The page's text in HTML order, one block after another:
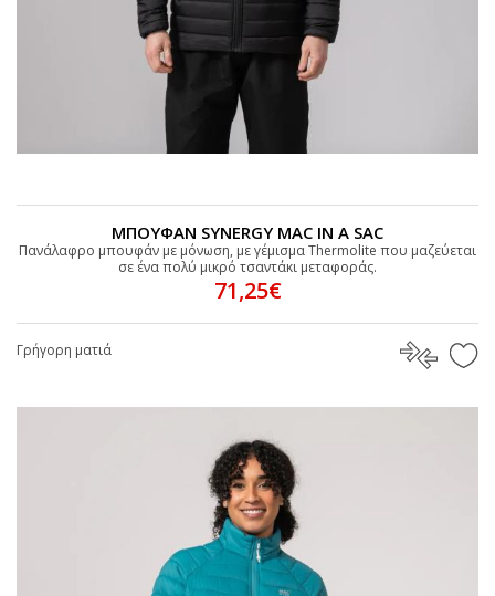
ΜΠΟΥΦΑΝ SYNERGY MAC IN A SAC
Πανάλαφρο μπουφάν με μόνωση, με γέμισμα Thermolite που μαζεύεται
σε ένα πολύ μικρό τσαντάκι μεταφοράς.
71,25€
Γρήγορη ματιά